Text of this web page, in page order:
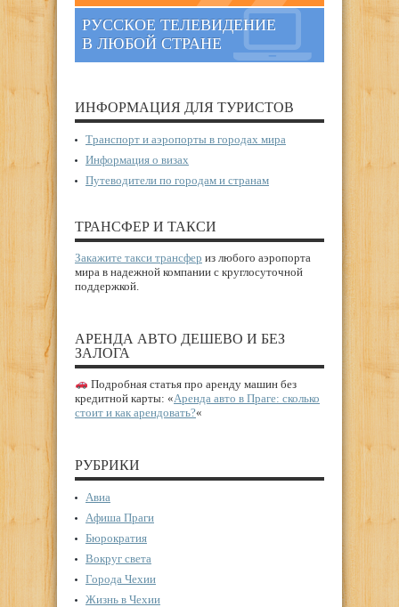
РУССКОЕ ТЕЛЕВИДЕНИЕ
В ЛЮБОЙ СТРАНЕ
ИНФОРМАЦИЯ ДЛЯ ТУРИСТОВ
Транспорт и аэропорты в городах мира
Информация о визах
Путеводители по городам и странам
ТРАНСФЕР И ТАКСИ
Закажите такси трансфер из любого аэропорта
мира в надежной компании с круглосуточной
поддержкой.
АРЕНДА АВТО ДЕШЕВО И БЕЗ
ЗАЛОГА
Подробная статья про аренду машин без
кредитной карты: «Аренда авто в Праге: сколько
стоит и как арендовать?«
РУБРИКИ
Авиа
Афиша Праги
Бюрократия
Вокруг света
Города Чехии
Жизнь в Чехии